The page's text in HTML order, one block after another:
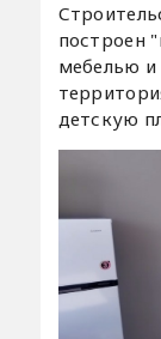
построен
мебелью
детскую